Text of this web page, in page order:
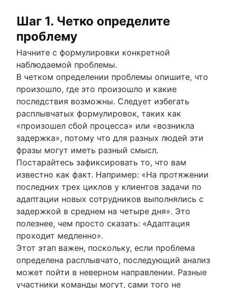
Шаг 1. Четко определите
проблему
Начните с формулировки конкретной
наблюдаемой проблемы.
В четком определении проблемы опишите, что
произошло, где это произошло и какие
последствия возможны. Следует избегать
расплывчатых формулировок, таких как
«произошел сбой процесса» или «возникла
задержка», потому что для разных людей эти
фразы могут иметь разный смысл.
Постарайтесь зафиксировать то, что вам
известно как факт. Например: «На протяжении
последних трех циклов у клиентов задачи по
адаптации новых сотрудников выполнялись с
задержкой в среднем на четыре дня». Это
полезнее, чем просто сказать: «Адаптация
проходит медленно».
Этот этап важен, поскольку, если проблема
определена расплывчато, последующий анализ
может пойти в неверном направлении. Разные
участники команды могут, сами того не